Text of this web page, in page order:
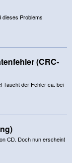
dieses Problems
(CRC-
Taucht der Fehler ca. bei
CD. Doch nun erscheint